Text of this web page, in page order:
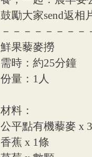
鼓勵大家send返
－－－－－－－
鮮果藜麥撈
需時：約25分鐘
份量：1人
材料：
公平點有機藜麥 x
香蕉 x 1條